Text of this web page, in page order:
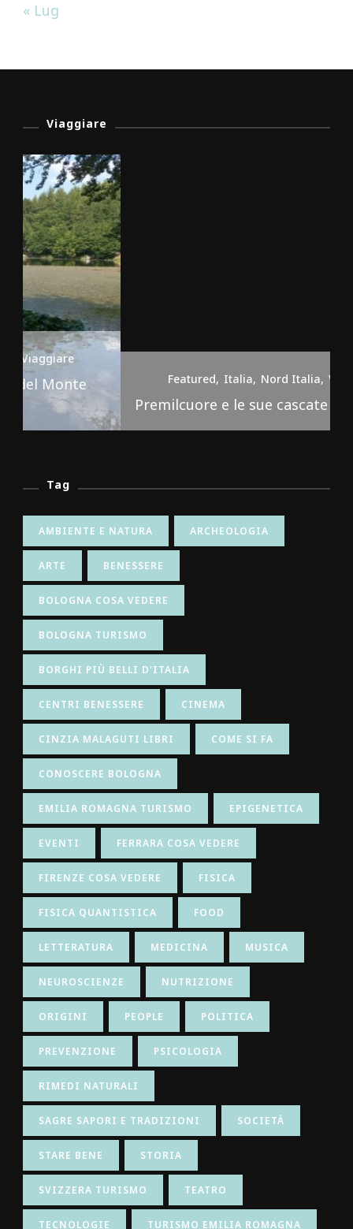
« Lug
Viaggiare
Featured Nord Italia Viaggiare
Premilcuore e le sue cascate spettacolari
Tag
AMBIENTE E NATURA ARCHEOLOGIA
ARTE BENESSERE
BOLOGNA COSA VEDERE
BOLOGNA TURISMO
BORGHI PIÙ BELLI D'ITALIA
CENTRI BENESSERE CINEMA
CINZIA MALAGUTI LIBRI COME SI FA
CONOSCERE BOLOGNA
EMILIA ROMAGNA TURISMO EPIGENETICA
EVENTI FERRARA COSA VEDERE
FIRENZE COSA VEDERE FISICA
FISICA QUANTISTICA FOOD
LETTERATURA MEDICINA MUSICA
NEUROSCIENZE NUTRIZIONE
ORIGINI PEOPLE POLITICA
PREVENZIONE PSICOLOGIA
RIMEDI NATURALI
SAGRE SAPORI E TRADIZIONI SOCIETÀ
STARE BENE STORIA
SVIZZERA TURISMO TEATRO
TECNOLOGIE TURISMO EMILIA ROMAGNA